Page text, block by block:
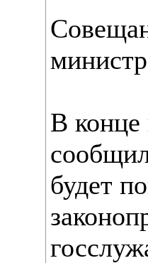
В
будет